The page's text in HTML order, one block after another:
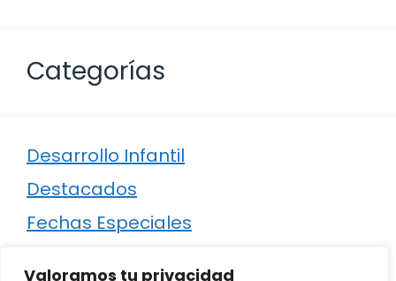
Valoramos tu privacidad
Categorías
Desarrollo Infantil
Destacados
Fechas Especiales